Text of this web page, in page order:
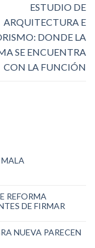
ESTUDIO DE
ARQUITECTURA E
DONDE LA
SE ENCUENTRA
CON LA FUNCIÓN
MALA
REFORMA
DE FIRMAR
NUEVA PARECEN